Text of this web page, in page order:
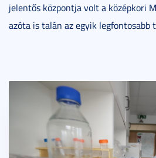
jelentős központja volt a középkori
azóta is talán az egyik